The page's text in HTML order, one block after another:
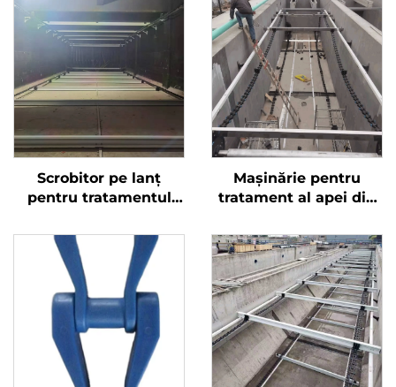
Scrobitor pe lanț
pentru tratamentul
rectangular, Scrobitor
pe lanț ne-metalic
pentru tratamentul
lamaiei
Mașinărie pentru
tratament al apei din
apei reziduale Șinchet
de șarpe din plastic